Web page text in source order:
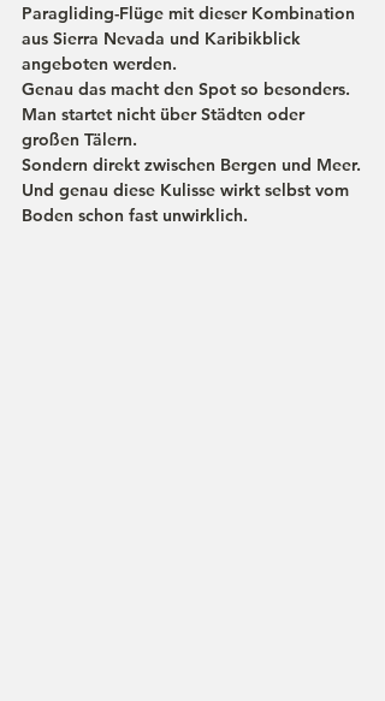
Paragliding-Flüge mit dieser Kombination
aus Sierra Nevada und Karibikblick
angeboten werden.
Genau das macht den Spot so besonders.
Man startet nicht über Städten oder
großen Tälern.
Sondern direkt zwischen Bergen und Meer.
Und genau diese Kulisse wirkt selbst vom
Boden schon fast unwirklich.